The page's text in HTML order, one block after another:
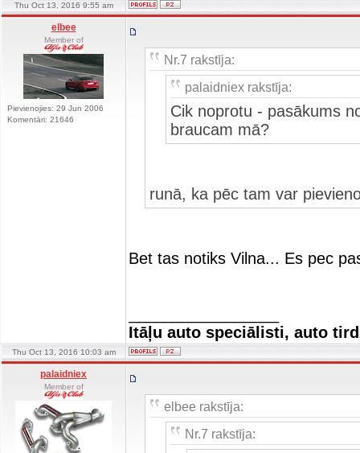
Thu Oct 13, 2016 9:55 am
elbee
Member of
Pievienojies: 29 Jun 2006
Komentāri: 21646
Nr.7 rakstīja:
palaidniex rakstīja:
Cik noprotu - pasākums
braucam mā?
runā, ka pēc tam var
Bet tas notiks Vilna... Es pec
Itāļu auto speciālisti, auto
Thu Oct 13, 2016 10:03 am
palaidniex
Member of
elbee rakstīja:
Nr.7 rakstīja: